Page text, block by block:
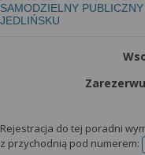
SAMODZIELNY
JEDLIŃSKU
Rejestracja do tej poradni
z przychodnią pod numerem: